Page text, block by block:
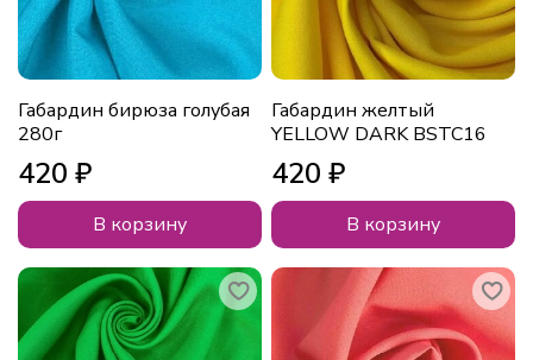
Габардин бирюза голубая
280г
420 ₽
В корзину
Габардин желтый
YELLOW DARK BSTC16
420 ₽
В корзину